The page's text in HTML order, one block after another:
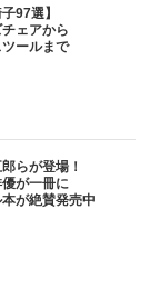
97選】
ェアから
ールまで
らが登場！
が一冊に
が絶賛発売中